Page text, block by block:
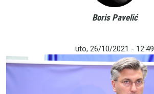
Boris Pavelić
uto, 26/10/2021 - 12:49